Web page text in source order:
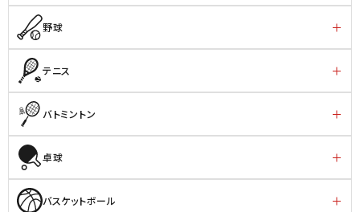
野球
テニス
バトミントン
卓球
バスケットボール